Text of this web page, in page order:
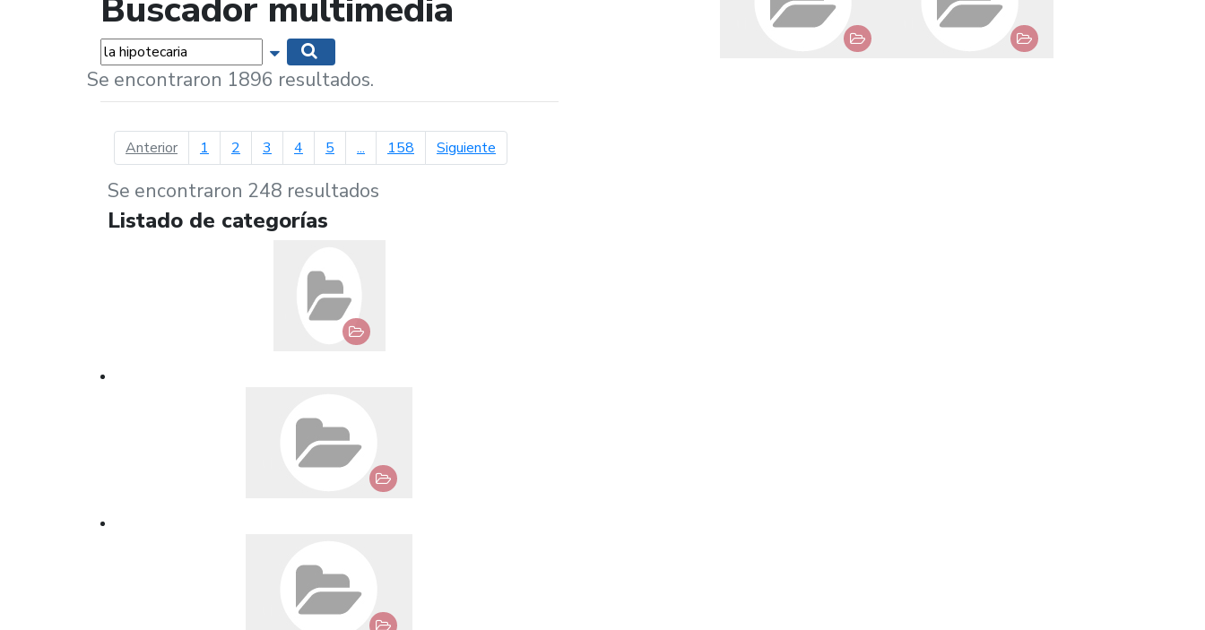
Buscador multimedia
Palabras... Mostrar opciones de búsqueda
Se encontraron 1896 resultados.
Anteriorpágina anterior
1 2 3 4 5 ... 158 Siguientepágina siguiente
Se encontraron 248 resultados
Listado de categorías